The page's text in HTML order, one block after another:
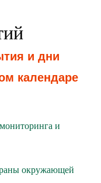
и дни
календаре
и
окружающей